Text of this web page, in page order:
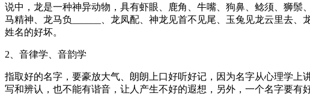
说中，龙是一种神异动物，具有虾眼、鹿角、牛嘴、狗鼻、鲶须、狮
马精神、龙马负______、龙凤配、神龙见首不见尾、玉兔见龙云里去
姓名的好坏。
2、音律学、音韵学
指取好的名字，要豪放大气、朗朗上口好听好记，因为名字从心理学
写和辨认，也不能有谐音，让人产生不好的遐想，另外，一个名字要